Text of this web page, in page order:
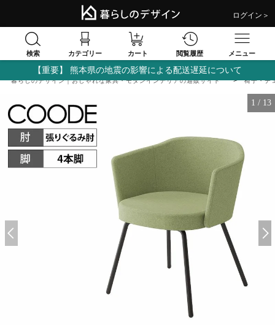
ログイン＞
検索 カテゴリー カート 閲覧履歴 メニュー
【重要】 熊本県の地震の影響による配送遅延について
暮らしのデザイン｜おしゃれな家具・モダンインテリアの通販サイト 椅子・チ
1 / 13